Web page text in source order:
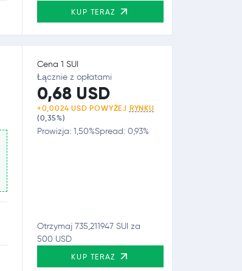
KUP TERAZ
Cena 1 SUI
Łącznie z opłatami
0,68 USD
+0,0024 USD POWYŻEJ RYNKU
(0,35%)
Prowizja: 1,50%Spread: 0,93%
Otrzymaj 735,211947 SUI za
500 USD
KUP TERAZ